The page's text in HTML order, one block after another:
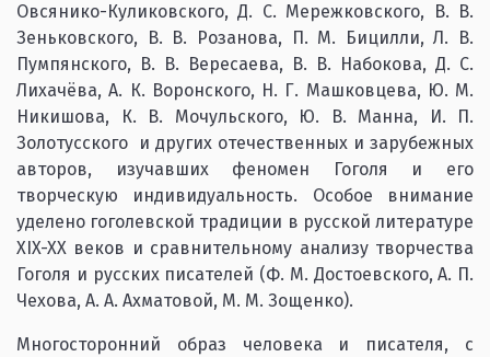
Овсянико-Куликовского, Д. С. Мережковского, В. В.
Зеньковского, В. В. Розанова, П. М. Бицилли, Л. В.
Пумпянского, В. В. Вересаева, В. В. Набокова, Д. С.
Лихачёва, А. К. Воронского, Н. Г. Машковцева, Ю. М.
Никишова, К. В. Мочульского, Ю. В. Манна, И. П.
Золотусского и других отечественных и зарубежных
авторов, изучавших феномен Гоголя и его
творческую индивидуальность. Особое внимание
уделено гоголевской традиции в русской литературе
XIX-XX веков и сравнительному анализу творчества
Гоголя и русских писателей (Ф. М. Достоевского, А. П.
Чехова, А. А. Ахматовой, М. М. Зощенко).
Многосторонний образ человека и писателя, с